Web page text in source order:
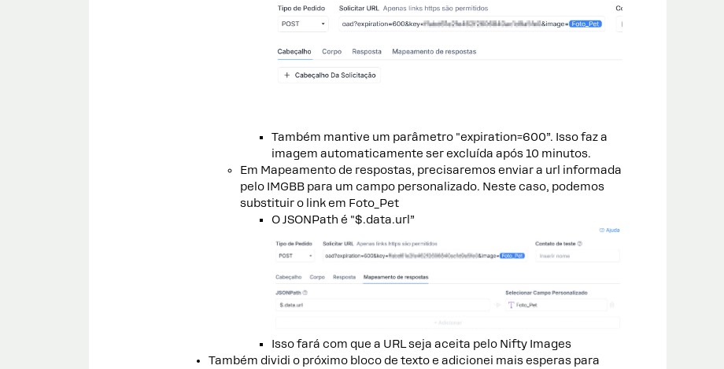
Também mantive um parâmetro "expiration=600”. Isso faz a
imagem automaticamente ser excluída após 10 minutos.
Em Mapeamento de respostas, precisaremos enviar a url informada
pelo IMGBB para um campo personalizado. Neste caso, podemos
substituir o link em Foto_Pet
O JSONPath é "$.data.url”
Isso fará com que a URL seja aceita pelo Nifty Images
Também dividi o próximo bloco de texto e adicionei mais esperas para